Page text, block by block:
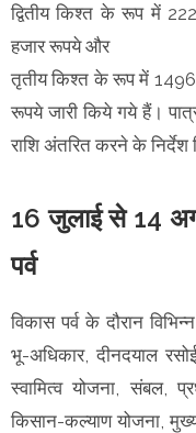
द्वितीय किश्त के रूप में
हजार रूपये और
तृतीय किश्त के रूप में 1496
रूपये जारी किये गये हैं।
राशि अंतरित करने के निर्देश
16 जुलाई से 14
पर्व
विकास पर्व के दौरान
भू-अधिकार, दीनदयाल
स्वामित्व योजना, संबल,
किसान-कल्याण योजना,